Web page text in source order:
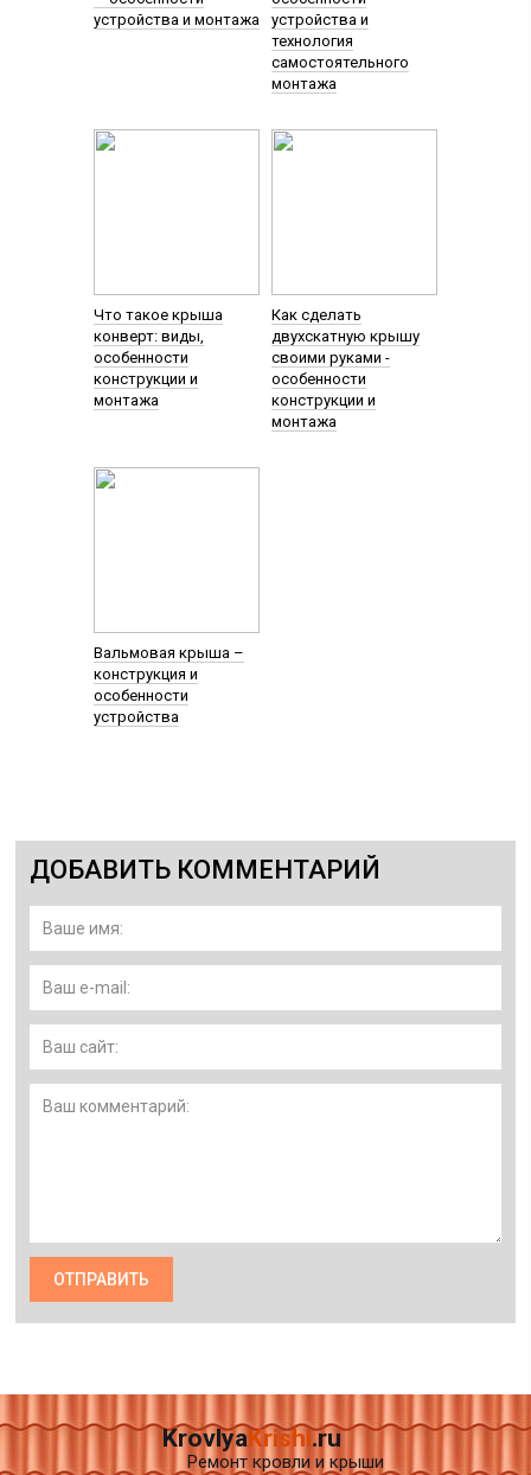
устройства и монтажа
устройства и
технология
самостоятельного
монтажа
Что такое крыша
конверт: виды,
особенности
конструкции и
монтажа
Как сделать
двухскатную крышу
своими руками -
особенности
конструкции и
монтажа
Вальмовая крыша –
конструкция и
особенности
устройства
ДОБАВИТЬ КОММЕНТАРИЙ
KrovlyaKrishi.ru
Ремонт кровли и крыши